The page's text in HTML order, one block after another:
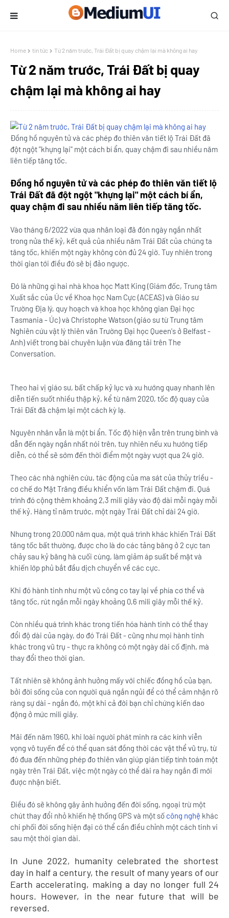
Home tin tức Từ 2 năm trước, Trái Đất bị quay chậm lại mà không ai hay
Từ 2 năm trước, Trái Đất bị quay
chậm lại mà không ai hay
Đồng hồ nguyên tử và các phép đo thiên văn tiết lộ Trái Đất đã
đột ngột "khựng lại" một cách bí ẩn, quay chậm đi sau nhiều năm
liên tiếp tăng tốc.
Đồng hồ nguyên tử và các phép đo thiên văn tiết lộ
Trái Đất đã đột ngột "khựng lại" một cách bí ẩn,
quay chậm đi sau nhiều năm liên tiếp tăng tốc.
Vào tháng 6/2022 vừa qua nhân loại đã đón ngày ngắn nhất
trong nửa thế kỷ, kết quả của nhiều năm Trái Đất của chúng ta
tăng tốc, khiến một ngày không còn đủ 24 giờ. Tuy nhiên trong
thời gian tới điều đó sẽ bị đảo ngược.
Đó là những gì hai nhà khoa học Matt King (Giám đốc, Trung tâm
Xuất sắc của Úc về Khoa học Nam Cực (ACEAS) và Giáo sư
Trường Địa lý, quy hoạch và khoa học không gian Đại học
Tasmania - Úc) và Christophe Watson (giáo sư từ Trung tâm
Nghiên cứu vật lý thiên văn Trường Đại học Queen's ở Belfast -
Anh) viết trong bài chuyên luận vừa đăng tải trên The
Conversation.
Theo hai vị giáo sư, bất chấp kỷ lục và xu hướng quay nhanh lên
diễn tiến suốt nhiều thập kỷ, kể từ năm 2020, tốc độ quay của
Trái Đất đã chậm lại một cách kỳ lạ.
Nguyên nhân vẫn là một bí ẩn. Tốc độ hiện vẫn trên trung bình và
dẫn đến ngày ngắn nhất nói trên, tuy nhiên nếu xu hướng tiếp
diễn, có thể sẽ sớm đến thời điểm một ngày vượt qua 24 giờ.
Theo các nhà nghiên cứu, tác động của ma sát của thủy triều -
cơ chế do Mặt Trăng điều khiển vốn làm Trái Đất chậm đi. Quá
trình đó cộng thêm khoảng 2,3 mili giây vào độ dài mỗi ngày mỗi
thế kỷ. Hàng tỉ năm trước, một ngày Trái Đất chỉ dài 24 giờ.
Nhưng trong 20.000 năm qua, một quá trình khác khiến Trái Đất
tăng tốc bất thường, được cho là do các tảng băng ở 2 cực tan
chảy sau kỷ băng hà cuối cùng, làm giảm áp suất bề mặt và
khiến lớp phủ bắt đầu dịch chuyển về các cực.
Khi đó hành tinh như một vũ công co tay lại về phía cơ thể và
tăng tốc, rút ngắn mỗi ngày khoảng 0,6 mili giây mỗi thế kỷ.
Còn nhiều quá trình khác trong tiến hóa hành tinh có thể thay
đổi độ dài của ngày, do đó Trái Đất - cũng như mọi hành tinh
khác trong vũ trụ - thực ra không có một ngày dài cố định, mà
thay đổi theo thời gian.
Tất nhiên sẽ không ảnh hưởng mấy với chiếc đồng hồ của bạn,
bởi đời sống của con người quá ngắn ngủi để có thể cảm nhận rõ
ràng sự dài - ngắn đó, một khi cả đời bạn chỉ chứng kiến dao
động ở mức mili giây.
Mãi đến năm 1960, khi loài người phát minh ra các kính viễn
vọng vô tuyến để có thể quan sát đồng thời các vật thể vũ trụ, từ
đó đưa đến những phép đo thiên văn giúp gián tiếp tính toán một
ngày trên Trái Đất, việc một ngày có thể dài ra hay ngắn đi mới
được nhận biết.
Điều đó sẽ không gây ảnh hưởng đến đời sống, ngoại trừ một
chút thay đổi nhỏ khiến hệ thống GPS và một số công nghệ khác
chi phối đời sống hiện đại có thể cần điều chỉnh một cách tinh vi
sau một thời gian dài.
In June 2022, humanity celebrated the shortest
day in half a century, the result of many years of our
Earth accelerating, making a day no longer full 24
hours. However, in the near future that will be
reversed.